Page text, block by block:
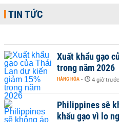
TIN TỨC
Xuất khẩu gạo
trong năm 2026
HÀNG HÓA - 4 giờ trước
Philippines sẽ
khẩu gạo vì lo